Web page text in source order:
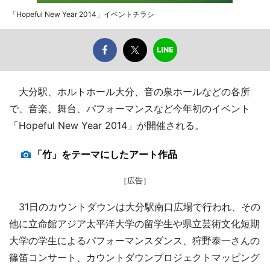
「Hopeful New Year 2014」イベントチラシ
大分駅、ホルトホール大分、音の泉ホールなどの各所
で、音楽、舞台、パフォーマンスなど今年初のイベント
「Hopeful New Year 2014」が開催される。
「竹」をテーマにしたアート作品
［広告］
31日のカウントダウンは大分駅南口広場で行われ、その
他に立命館アジア太平洋大学の留学生や県立芸術文化短期
大学の学生によるパフォーマンスダンス、狩野泰一さんの
篠笛コンサート、カウントダウンプロジェクトマッピング